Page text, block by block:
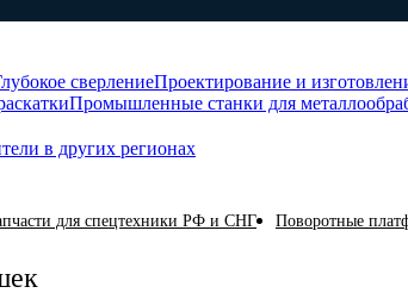
сверлениеПроектирование и
Промышленные станки для
в других регионах
для спецтехники РФ и СНГ Поворотные